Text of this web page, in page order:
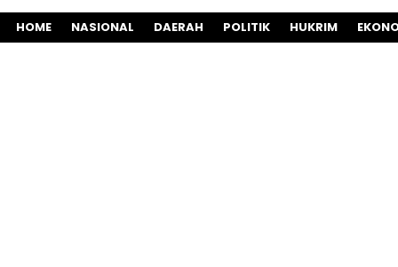
HOME NASIONAL DAERAH POLITIK HUKRIM